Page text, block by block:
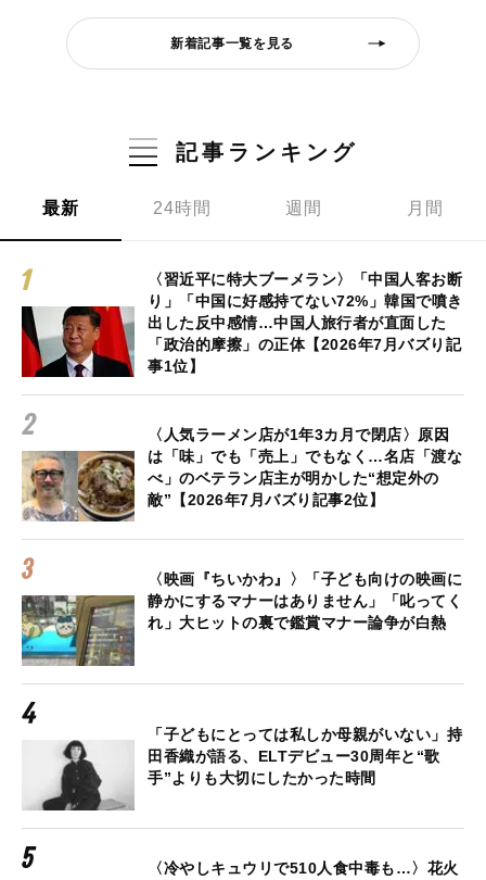
新着記事一覧を見る
記事ランキング
最新 24時間 週間 月間
〈習近平に特大ブーメラン〉「中国人客お断
り」「中国に好感持てない72%」韓国で噴き
出した反中感情…中国人旅行者が直面した
「政治的摩擦」の正体【2026年7月バズり記
事1位】
〈人気ラーメン店が1年3カ月で閉店〉原因
は「味」でも「売上」でもなく…名店「渡な
べ」のベテラン店主が明かした“想定外の
敵”【2026年7月バズり記事2位】
〈映画『ちいかわ』〉「子ども向けの映画に
静かにするマナーはありません」「叱ってく
れ」大ヒットの裏で鑑賞マナー論争が白熱
「子どもにとっては私しか母親がいない」持
田香織が語る、ELTデビュー30周年と“歌
手”よりも大切にしたかった時間
〈冷やしキュウリで510人食中毒も…〉花火